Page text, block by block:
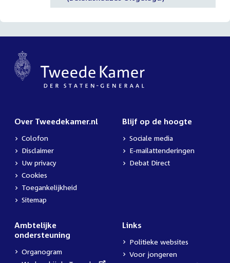
Over Tweedekamer.nl
Colofon
Disclaimer
Uw privacy
Cookies
Toegankelijkheid
Sitemap
Blijf op de hoogte
Sociale media
E-mailattenderingen
Debat Direct
Ambtelijke
ondersteuning
Organogram
Links
Politieke websites
Voor jongeren